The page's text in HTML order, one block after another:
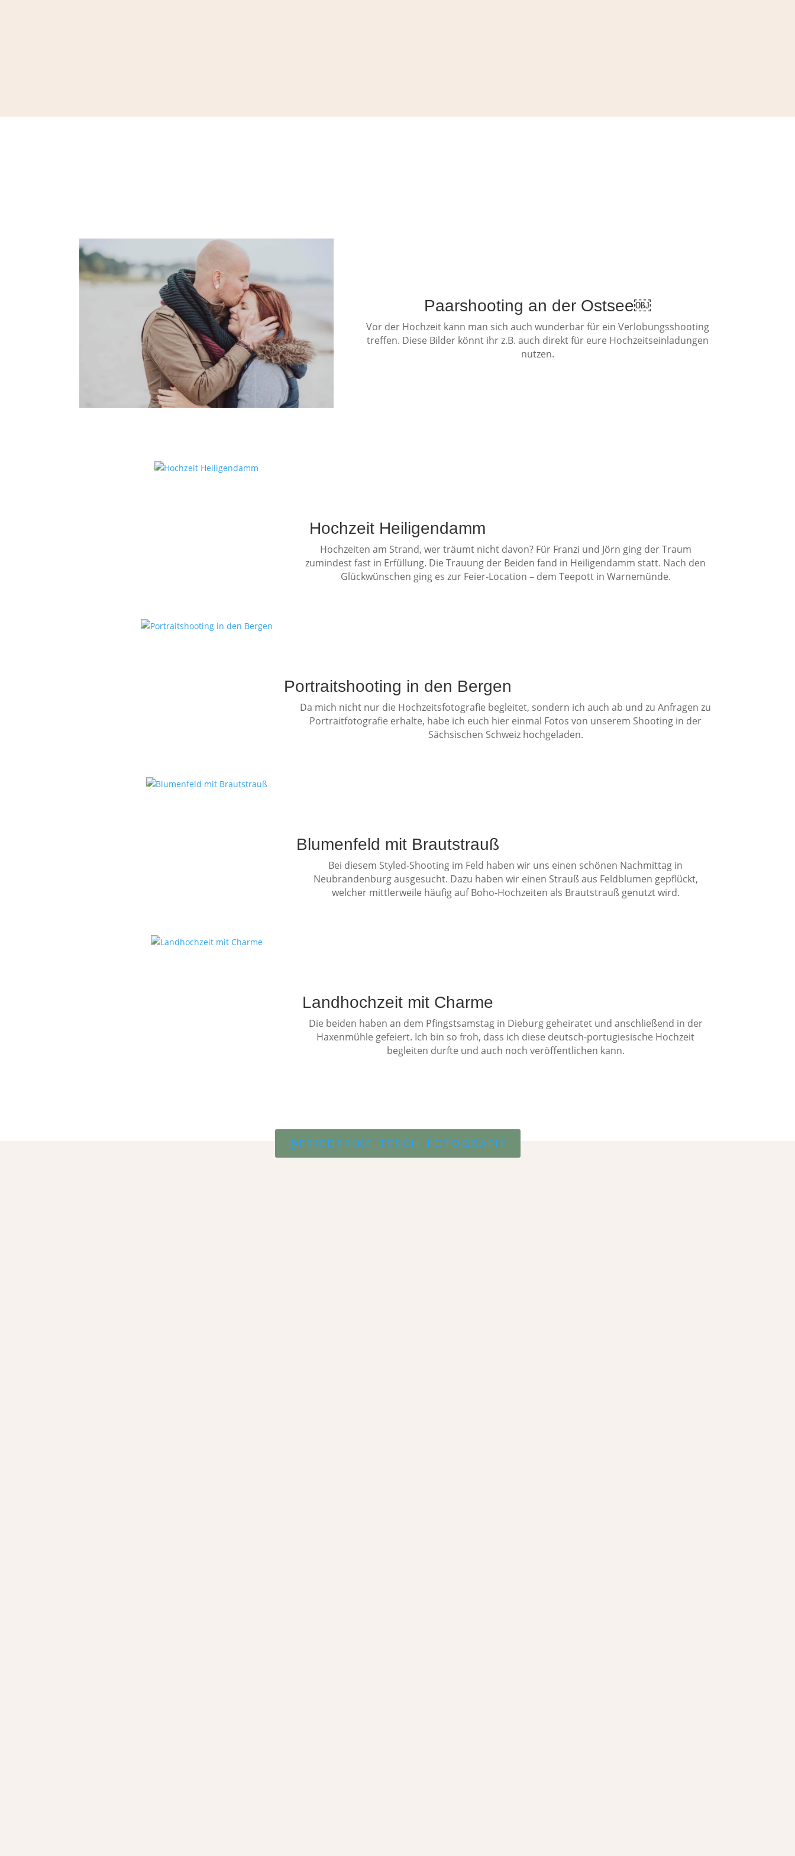
Paarshooting an der Ostsee￼
Vor der Hochzeit kann man sich auch wunderbar für ein Verlobungsshooting
treffen. Diese Bilder könnt ihr z.B. auch direkt für eure Hochzeitseinladungen
nutzen.
Hochzeit Heiligendamm
Hochzeiten am Strand, wer träumt nicht davon? Für Franzi und Jörn ging der Traum
zumindest fast in Erfüllung. Die Trauung der Beiden fand in Heiligendamm statt. Nach den
Glückwünschen ging es zur Feier-Location – dem Teepott in Warnemünde.
Portraitshooting in den Bergen
Da mich nicht nur die Hochzeitsfotografie begleitet, sondern ich auch ab und zu Anfragen zu
Portraitfotografie erhalte, habe ich euch hier einmal Fotos von unserem Shooting in der
Sächsischen Schweiz hochgeladen.
Blumenfeld mit Brautstrauß
Bei diesem Styled-Shooting im Feld haben wir uns einen schönen Nachmittag in
Neubrandenburg ausgesucht. Dazu haben wir einen Strauß aus Feldblumen gepflückt,
welcher mittlerweile häufig auf Boho-Hochzeiten als Brautstrauß genutzt wird.
Landhochzeit mit Charme
Die beiden haben an dem Pfingstsamstag in Dieburg geheiratet und anschließend in der
Haxenmühle gefeiert. Ich bin so froh, dass ich diese deutsch-portugiesische Hochzeit
begleiten durfte und auch noch veröffentlichen kann.
@FRIEDERIKE_TESCH_FOTOGRAFIE